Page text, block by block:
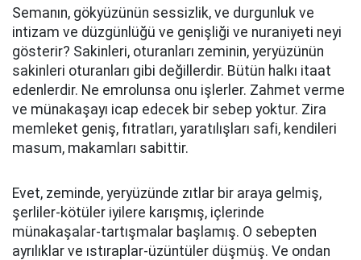
Semanın, gökyüzünün sessizlik, ve durgunluk ve
intizam ve düzgünlüğü ve genişliği ve nuraniyeti neyi
gösterir? Sakinleri, oturanları zeminin, yeryüzünün
sakinleri oturanları gibi değillerdir. Bütün halkı itaat
edenlerdir. Ne emrolunsa onu işlerler. Zahmet verme
ve münakaşayı icap edecek bir sebep yoktur. Zira
memleket geniş, fıtratları, yaratılışları safi, kendileri
masum, makamları sabittir.
Evet, zeminde, yeryüzünde zıtlar bir araya gelmiş,
şerliler-kötüler iyilere karışmış, içlerinde
münakaşalar-tartışmalar başlamış. O sebepten
ayrılıklar ve ıstıraplar-üzüntüler düşmüş. Ve ondan